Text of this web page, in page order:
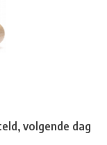
volgende dag